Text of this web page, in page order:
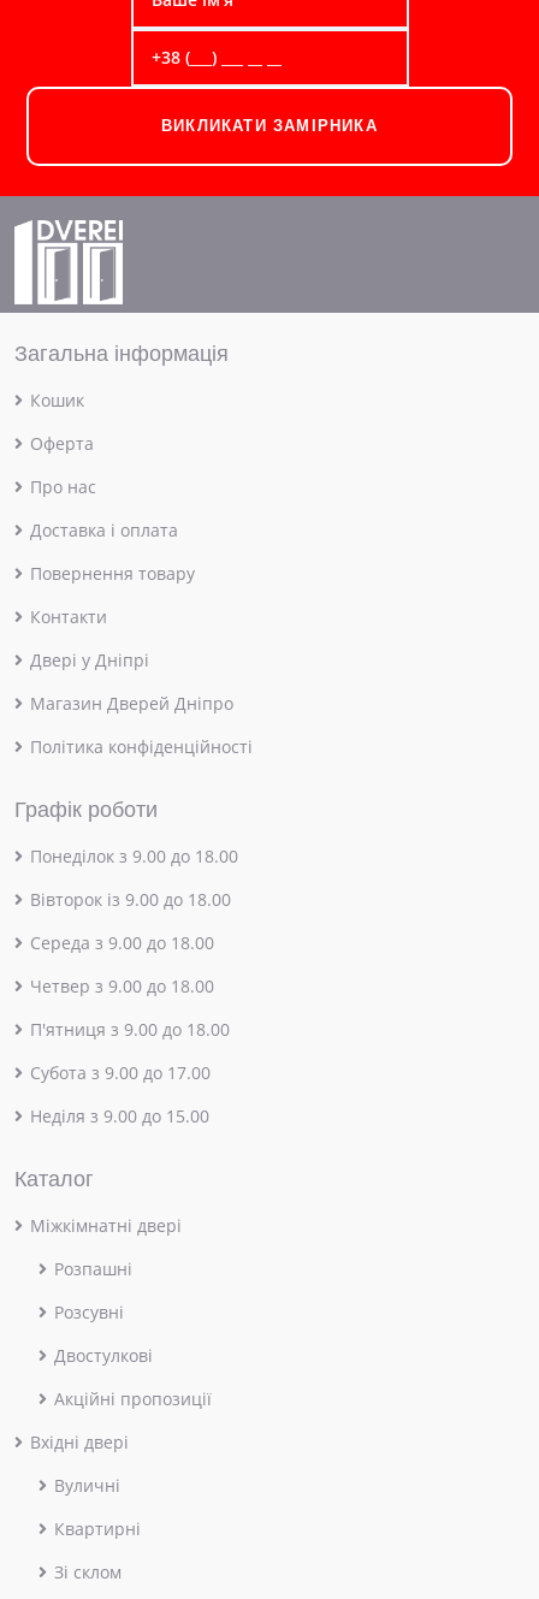
ВИКЛИКАТИ ЗАМІРНИКА
Загальна інформація
Кошик
Оферта
Про нас
Доставка і оплата
Повернення товару
Контакти
Двері у Дніпрі
Магазин Дверей Дніпро
Політика конфіденційності
Графік роботи
Понеділок з 9.00 до 18.00
Вівторок із 9.00 до 18.00
Середа з 9.00 до 18.00
Четвер з 9.00 до 18.00
П'ятниця з 9.00 до 18.00
Субота з 9.00 до 17.00
Неділя з 9.00 до 15.00
Каталог
Міжкімнатні двері
Розпашні
Розсувні
Двостулкові
Акційні пропозиції
Вхідні двері
Вуличні
Квартирні
Зі склом